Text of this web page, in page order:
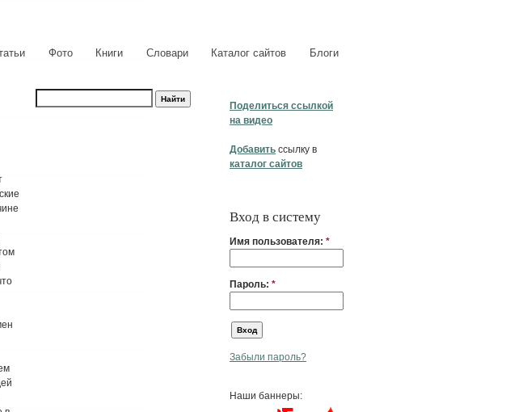
Фото Книги Словари Каталог сайтов Блоги
Поделиться ссылкой
на видео
Добавить ссылку в
каталог сайтов
Вход в систему
Имя пользователя: *
Пароль: *
Забыли пароль?
Наши баннеры: